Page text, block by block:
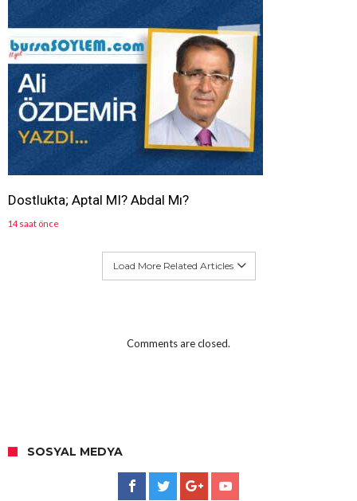
Dostlukta; Aptal MI? Abdal Mı?
14 saat önce
Load More Related Articles
Comments are closed.
SOSYAL MEDYA